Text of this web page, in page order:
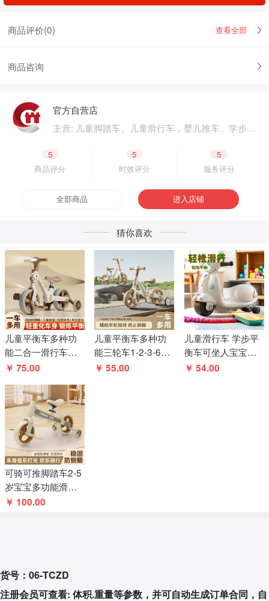
商品评价(0) 查看全部
商品咨询
官方自营店
主营: 儿童脚踏车、儿童滑行车，婴儿推车、学步
品、户外用品，母婴用品、婴童用品，电子玩具、
益智玩具，公园设施、广场游乐，成人脚踏车、成
件、电动车零配件，生产原材料、包装原材料，产
品外包装、产品内包装，生产设备、五金工具，采
5
商品评分
5
时效评分
5
服务评分
全部商品 进入店铺
猜你喜欢
儿童平衡车多种功
能二合一滑行车防
摔可调节2-6岁宝宝
￥ 75.00
儿童平衡车多种功
能三轮车1-2-3-6岁
宝宝自行车母婴二
￥ 55.00
儿童滑行车 学步平
衡车可坐人宝宝摩
托车玩具车滑行车
￥ 54.00
可骑可推脚踏车2-5
岁宝宝多功能滑行
平衡自行车婴儿手
￥ 100.00
货号：06-TCZD
注册会员可查看: 体积.重量等参数，并可自动生成订单合同，自